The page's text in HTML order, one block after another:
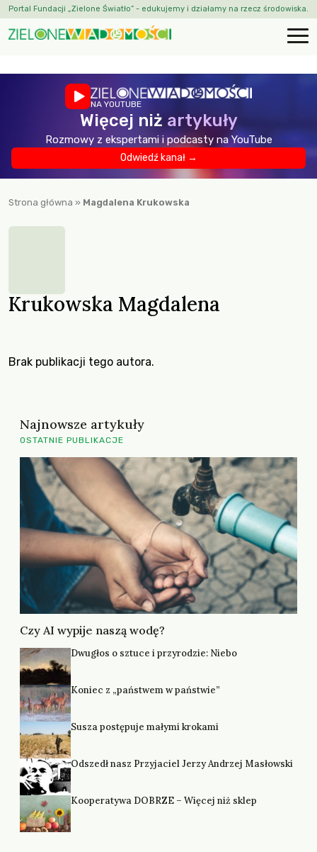
Portal Fundacji „Zielone Światło” - edukujemy i działamy na rzecz środowiska.
NA YOUTUBE
Więcej niż artykuły
Rozmowy z ekspertami i podcasty na YouTube
Odwiedź kanał →
Strona główna » Magdalena Krukowska
Krukowska Magdalena
Brak publikacji tego autora.
Najnowsze artykuły
OSTATNIE PUBLIKACJE
Czy AI wypije naszą wodę?
Dwugłos o sztuce i przyrodzie: Niebo
Koniec z „państwem w państwie”
Susza postępuje małymi krokami
Odszedł nasz Przyjaciel Jerzy Andrzej Masłowski
Kooperatywa DOBRZE – Więcej niż sklep